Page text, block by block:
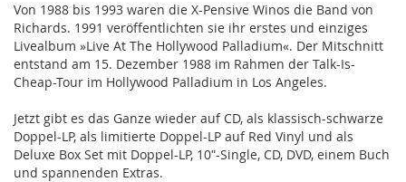
Von 1988 bis 1993 waren die X-Pensive Winos die Band von
Richards. 1991 veröffentlichten sie ihr erstes und einziges
Livealbum »Live At The Hollywood Palladium«. Der Mitschnitt
entstand am 15. Dezember 1988 im Rahmen der Talk-Is-
Cheap-Tour im Hollywood Palladium in Los Angeles.
Jetzt gibt es das Ganze wieder auf CD, als klassisch-schwarze
Doppel-LP, als limitierte Doppel-LP auf Red Vinyl und als
Deluxe Box Set mit Doppel-LP, 10ʺ-Single, CD, DVD, einem Buch
und spannenden Extras.